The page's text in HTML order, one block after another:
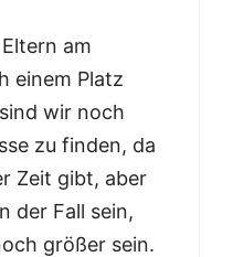
am
einem Platz
wir noch
zu finden, da
Zeit gibt, aber
der Fall sein,
größer sein.